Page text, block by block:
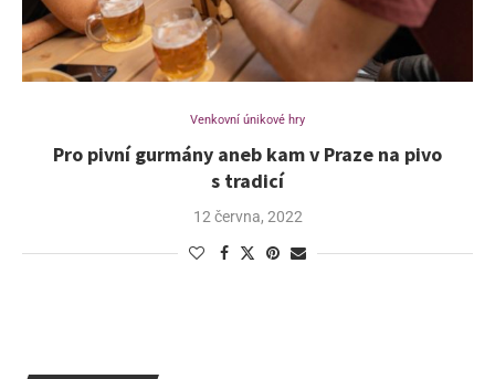
Venkovní únikové hry
Pro pivní gurmány aneb kam v Praze na pivo
s tradicí
12 června, 2022